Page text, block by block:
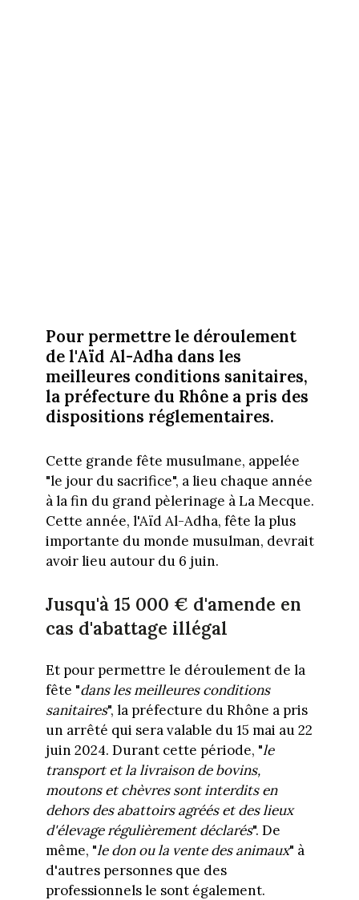
Pour permettre le déroulement
de l'Aïd Al-Adha dans les
meilleures conditions sanitaires,
la préfecture du Rhône a pris des
dispositions réglementaires.
Cette grande fête musulmane, appelée
"le jour du sacrifice", a lieu chaque année
à la fin du grand pèlerinage à La Mecque.
Cette année, l'Aïd Al-Adha, fête la plus
importante du monde musulman, devrait
avoir lieu autour du 6 juin.
Jusqu'à 15 000 € d'amende en
cas d'abattage illégal
Et pour permettre le déroulement de la
fête "dans les meilleures conditions
sanitaires", la préfecture du Rhône a pris
un arrêté qui sera valable du 15 mai au 22
juin 2024. Durant cette période, "le
transport et la livraison de bovins,
moutons et chèvres sont interdits en
dehors des abattoirs agréés et des lieux
d'élevage régulièrement déclarés". De
même, "le don ou la vente des animaux" à
d'autres personnes que des
professionnels le sont également.